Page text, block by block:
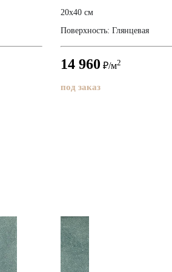
20x40 см
Поверхность: Глянцевая
14 960 ₽/м2
под заказ